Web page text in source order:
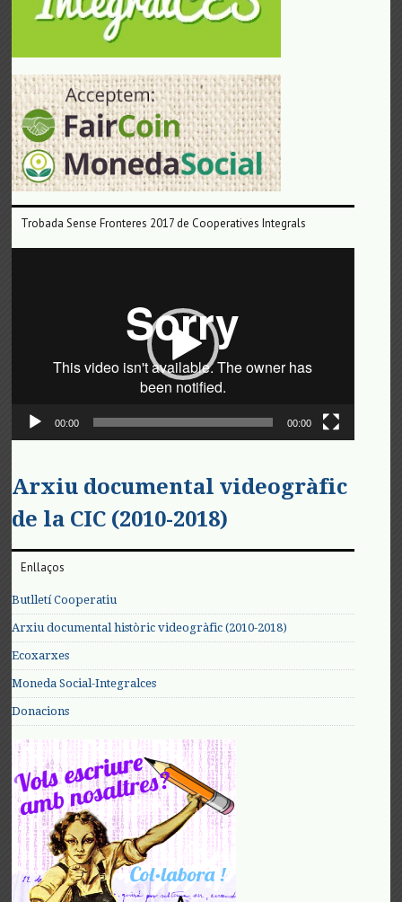
Trobada Sense Fronteres 2017 de Cooperatives Integrals
00:00 00:00
Arxiu documental videogràfic
de la CIC (2010-2018)
Enllaços
Butlletí Cooperatiu
Arxiu documental històric videogràfic (2010-2018)
Ecoxarxes
Moneda Social-Integralces
Donacions